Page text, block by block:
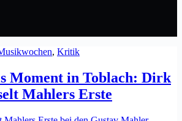
, Kritik
Moment in Toblach: Dirk
Mahlers Erste